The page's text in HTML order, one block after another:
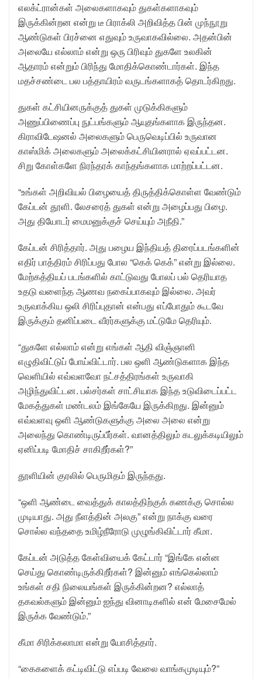
எலக்ட்ரான்கள் அலைகளாகவும் துகள்களாகவும்
இருக்கின்றன என்று டீ பிராக்லி அறிவித்த பின் முந்நூறு
ஆண்டுகள் பிரச்னை எதுவும் உருவாகவில்லை. அதன்பின்
அலையே எல்லாம் என்று ஒரு பிரிவும் துகளே உலகின்
ஆதாரம் என்றும் பிரிந்து மோதிக்கொண்டார்கள். இந்த
மதச்சண்டை பல பத்தாயிரம் வருடங்களாகத் தொடர்கிறது.
துகள் கட்சியினருக்குத் துகள் முடுக்கிகளும்
அணுப்பிணைப்பு நுட்பங்களும் ஆயுதங்களாக இருந்தன.
கிராவிடேஷனல் அலைகளும் பெருவெடிப்பில் உருவான
காஸ்மிக் அலைகளும் அலைக்கட்சியினரால் ஏவப்பட்டன.
சிறு கோள்களே நிரந்தரக் காந்தங்களாக மாற்றப்பட்டன.
“உங்கள் அறிவியல் பிழையைத் திருத்திக்கொள்ள வேண்டும்
கேப்டன் தூளி. லேசரைத் துகள் என்று அழைப்பது பிழை.
அது தியோடர் மைமனுக்குச் செய்யும் அநீதி.”
கேப்டன் சிரித்தார். அது பழைய இந்தியத் திரைப்படங்களின்
எதிர் பாத்திரம் சிரிப்பது போல “கெக் கெக்” என்று இல்லை.
மேற்கத்தியப் படங்களில் காட்டுவது போலப் பல் தெரியாத
உதடு வளைந்த ஆணவ நகைப்பாகவும் இல்லை. அவர்
உருவாக்கிய ஒலி சிரிப்புதான் என்பது எப்போதும் கூடவே
இருக்கும் தனிப்படை வீரர்களுக்கு மட்டுமே தெரியும்.
“துகளே எல்லாம் என்று எங்கள் ஆதி விஞ்ஞானி
எழுதிவிட்டுப் போய்விட்டார். பல ஒளி ஆண்டுகளாக இந்த
வெளியில் எவ்வளவோ நட்சத்திரங்கள் உருவாகி
அழிந்துவிட்டன. பல்சர்கள் சாட்சியாக இந்த உடுவிடைப்பட்ட
மேகத்துகள் மண்டலம் இங்கேயே இருக்கிறது. இன்னும்
எவ்வளவு ஒளி ஆண்டுகளுக்கு அலை அலை என்று
அலைந்து கொண்டிருப்பீர்கள். வானத்திலும் கடலுக்கடியிலும்
ஏனிப்படி மோதிச் சாகிறீர்கள்?”
தூளியின் குரலில் பெருமிதம் இருந்தது.
“ஒளி ஆண்டை வைத்துக் காலத்திற்குக் கணக்கு சொல்ல
முடியாது. அது நீளத்தின் அலகு” என்று நாக்கு வரை
சொல்ல வந்ததை உமிழ்நீரோடு முழுங்கிவிட்டார் கீமா.
கேப்டன் அடுத்த கேள்வியைக் கேட்டார் “இங்கே என்ன
செய்து கொண்டிருக்கிறீர்கள்? இன்னும் எங்கெல்லாம்
உங்கள் சதி நிலையங்கள் இருக்கின்றன? எல்லாத்
தகவல்களும் இன்னும் ஐந்து வினாடிகளில் என் மேசைமேல்
இருக்க வேண்டும்.”
கீமா சிரிக்கலாமா என்று யோசித்தார்.
“கைகளைக் கட்டிவிட்டு எப்படி வேலை வாங்கமுடியும்?”